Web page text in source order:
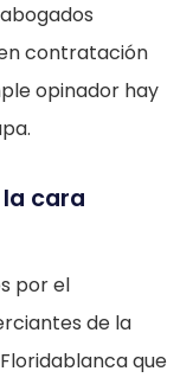
contratación
opinador hay
cara
por el
de la
que